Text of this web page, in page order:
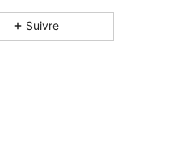
Suivre